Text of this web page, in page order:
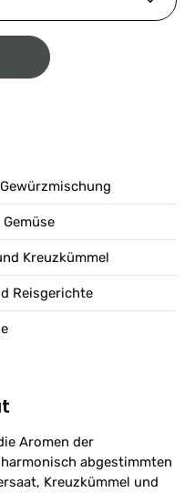
Kreuzkümmel
Reisgerichte
Aromen der
abgestimmten
Kreuzkümmel und